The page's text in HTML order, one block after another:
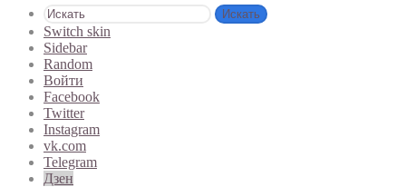
Искать
Switch skin
Sidebar
Random
Войти
Facebook
Twitter
Instagram
vk.com
Telegram
Дзен